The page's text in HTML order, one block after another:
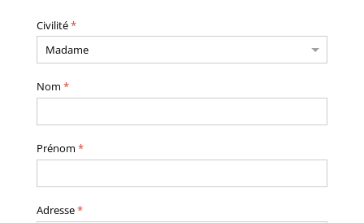
Civilité*
Nom *
Prénom *
Adresse*